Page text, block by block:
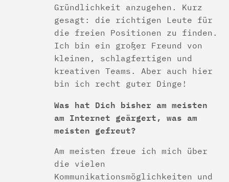
Gründlichkeit anzugehen. Kurz
gesagt: die richtigen Leute für
die freien Positionen zu finden.
Ich bin ein großer Freund von
kleinen, schlagfertigen und
kreativen Teams. Aber auch hier
bin ich recht guter Dinge!
Was hat Dich bisher am meisten
am Internet geärgert, was am
meisten gefreut?
Am meisten freue ich mich über
die vielen
Kommunikationsmöglichkeiten und